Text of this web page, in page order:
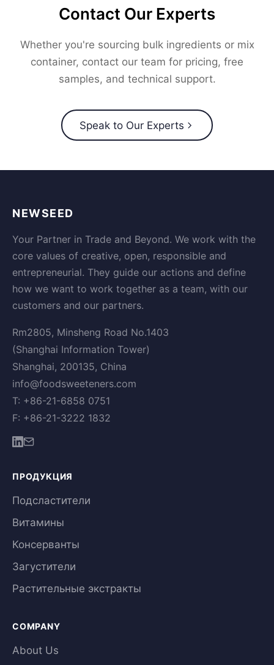
Contact Our Experts
Whether you're sourcing bulk ingredients or mix
container, contact our team for pricing, free
samples, and technical support.
Speak to Our Experts
NEWSEED
Your Partner in Trade and Beyond. We work with the
core values of creative, open, responsible and
entrepreneurial. They guide our actions and define
how we want to work together as a team, with our
customers and our partners.
Rm2805, Minsheng Road No.1403
(Shanghai Information Tower)
Shanghai, 200135, China
info@foodsweeteners.com
T: +86-21-6858 0751
F: +86-21-3222 1832
ПРОДУКЦИЯ
Подсластители
Витамины
Консерванты
Загустители
Растительные экстракты
COMPANY
About Us